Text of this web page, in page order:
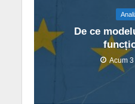
De ce
Acum